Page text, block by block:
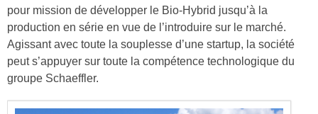
pour mission de développer le Bio-Hybrid jusqu’à la
production en série en vue de l’introduire sur le marché.
Agissant avec toute la souplesse d’une startup, la société
peut s’appuyer sur toute la compétence technologique du
groupe Schaeffler.